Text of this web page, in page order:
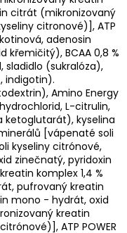
citrát (mikronizovaný
citronové)], ATP
adenosin
BCAA 0,8 %
sladidlo (sukralóza),
indigotin).
Amino Energy
L-citrulin,
kyselina
[vápenaté soli
kyseliny citrónové,
zinečnatý, pyridoxin
komplex 1,4 %
pufrovaný kreatin
mono - hydrát, oxid
kreatin
ATP POWER